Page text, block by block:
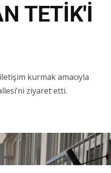
TETİK'İ
kurmak amacıyla
ziyaret etti.